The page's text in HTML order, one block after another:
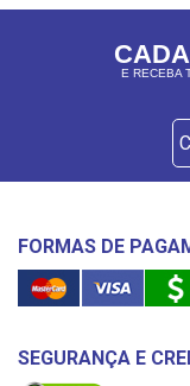
E RECEBA
FORMAS DE
SEGURANÇA E